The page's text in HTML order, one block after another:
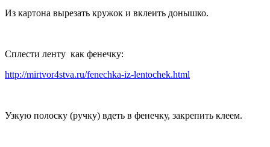
Из картона вырезать кружок и вклеить донышко.
Сплести ленту как фенечку:
http://mirtvor4stva.ru/fenechka-iz-lentochek.html
Узкую полоску (ручку) вдеть в фенечку, закрепить клеем.